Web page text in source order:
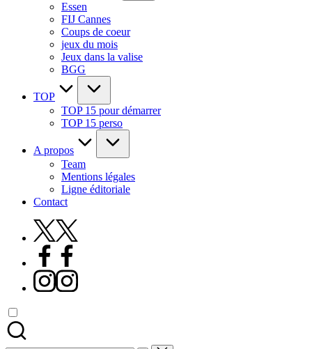
Essen
FIJ Cannes
Coups de coeur
jeux du mois
Jeux dans la valise
BGG
TOP
TOP 15 pour démarrer
TOP 15 perso
A propos
Team
Mentions légales
Ligne éditoriale
Contact
X
Facebook
Instagram